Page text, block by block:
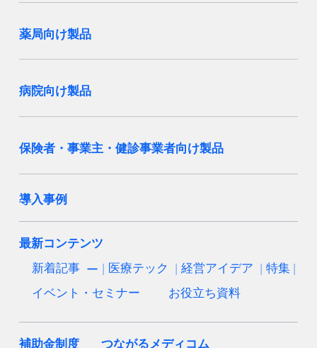
薬局向け製品
病院向け製品
保険者・事業主・健診事業者向け製品
導入事例
最新コンテンツ
新着記事
医療テック 経営アイデア
特集
イベント・セミナー
お役立ち資料
補助金制度 つながるメディコム